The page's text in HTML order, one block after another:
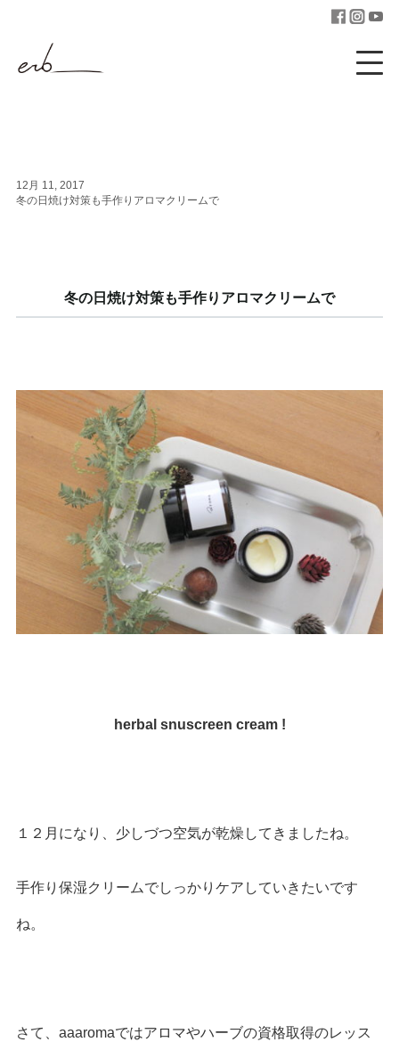
12月 11, 2017
冬の日焼け対策も手作りアロマクリームで
冬の日焼け対策も手作りアロマクリームで
herbal snuscreen cream !
１２月になり、少しづつ空気が乾燥してきましたね。
手作り保湿クリームでしっかりケアしていきたいです
ね。
さて、aaaromaではアロマやハーブの資格取得のレッス